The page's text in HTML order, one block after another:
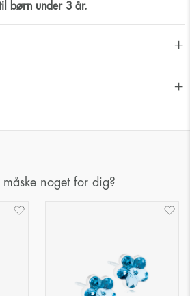
børn under 3 år.
måske noget for dig?